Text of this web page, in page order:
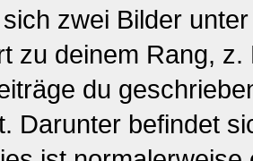
zwei Bilder
zu deinem Rang,
du
Darunter befindet